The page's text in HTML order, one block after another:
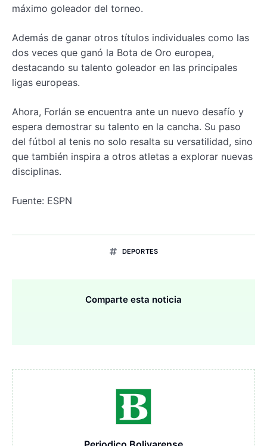
máximo goleador del torneo.
Además de ganar otros títulos individuales como las
dos veces que ganó la Bota de Oro europea,
destacando su talento goleador en las principales
ligas europeas.
Ahora, Forlán se encuentra ante un nuevo desafío y
espera demostrar su talento en la cancha. Su paso
del fútbol al tenis no solo resalta su versatilidad, sino
que también inspira a otros atletas a explorar nuevas
disciplinas.
Fuente: ESPN
DEPORTES
Comparte esta noticia